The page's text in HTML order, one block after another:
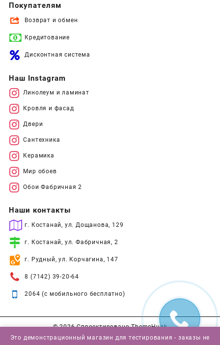
Покупателям
Возврат и обмен
Кредитование
Дисконтная система
Наш Instagram
Линолеум и ламинат
Кровля и фасад
Двери
Сантехника
Керамика
Мир обоев
Обои Фабричная 2
Наши контакты
г. Костанай, ул. Дощанова, 129
г. Костанай, ул. Фабричная, 2
г. Рудный, ул. Корчагина, 147
8 (7142) 39-20-64
2064 (с мобильного бесплатно)
© 2026Спроектировано ThemeHunk
Это демонстрационный магазин для тестирования - заказы не